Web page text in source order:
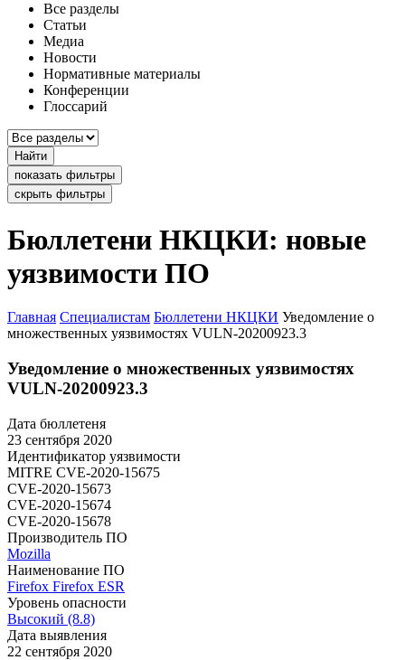
Все разделы
Статьи
Медиа
Новости
Нормативные материалы
Конференции
Глоссарий
Найти
показать фильтры
скрыть фильтры
Бюллетени НКЦКИ: новые
уязвимости ПО
Главная Специалистам Бюллетени НКЦКИ Уведомление о
множественных уязвимостях VULN-20200923.3
Уведомление о множественных уязвимостях
VULN-20200923.3
Дата бюллетеня
23 сентября 2020
Идентификатор уязвимости
MITRE CVE-2020-15675
CVE-2020-15673
CVE-2020-15674
CVE-2020-15678
Производитель ПО
Mozilla
Наименование ПО
Firefox Firefox ESR
Уровень опасности
Высокий (8.8)
Дата выявления
22 сентября 2020